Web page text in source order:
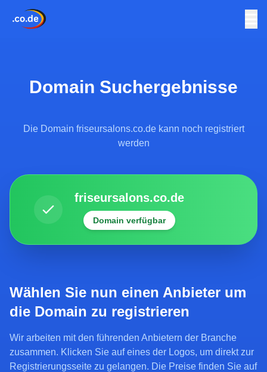
Domain Suchergebnisse
Die Domain friseursalons.co.de kann noch registriert
werden
friseursalons.co.de
Domain verfügbar
Wählen Sie nun einen Anbieter um
die Domain zu registrieren
Wir arbeiten mit den führenden Anbietern der Branche
zusammen. Klicken Sie auf eines der Logos, um direkt zur
Registrierungsseite zu gelangen. Die Preise finden Sie auf